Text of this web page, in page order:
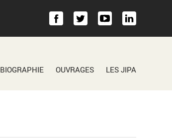
BIOGRAPHIE OUVRAGES LES JIPA